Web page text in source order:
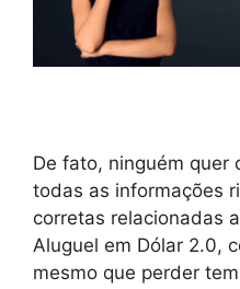
De fato, ninguém quer
todas as informações
corretas relacionadas
Aluguel em Dólar 2.0,
mesmo que perder